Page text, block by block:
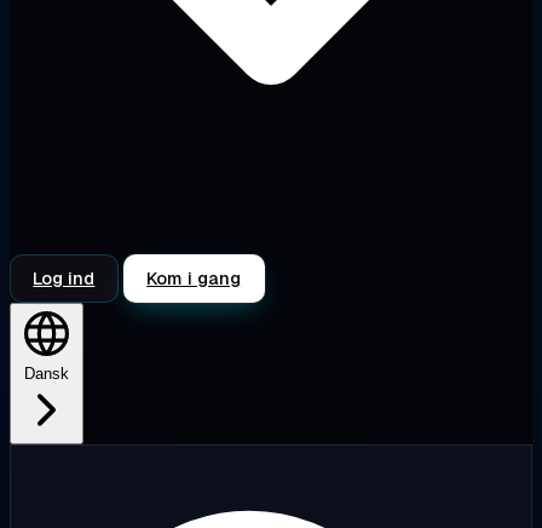
Log ind Kom i gang
Dansk